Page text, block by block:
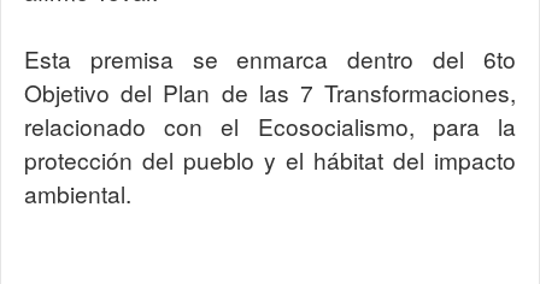
Esta premisa se enmarca dentro del 6to
Objetivo del Plan de las 7 Transformaciones,
relacionado con el Ecosocialismo, para la
protección del pueblo y el hábitat del impacto
ambiental.